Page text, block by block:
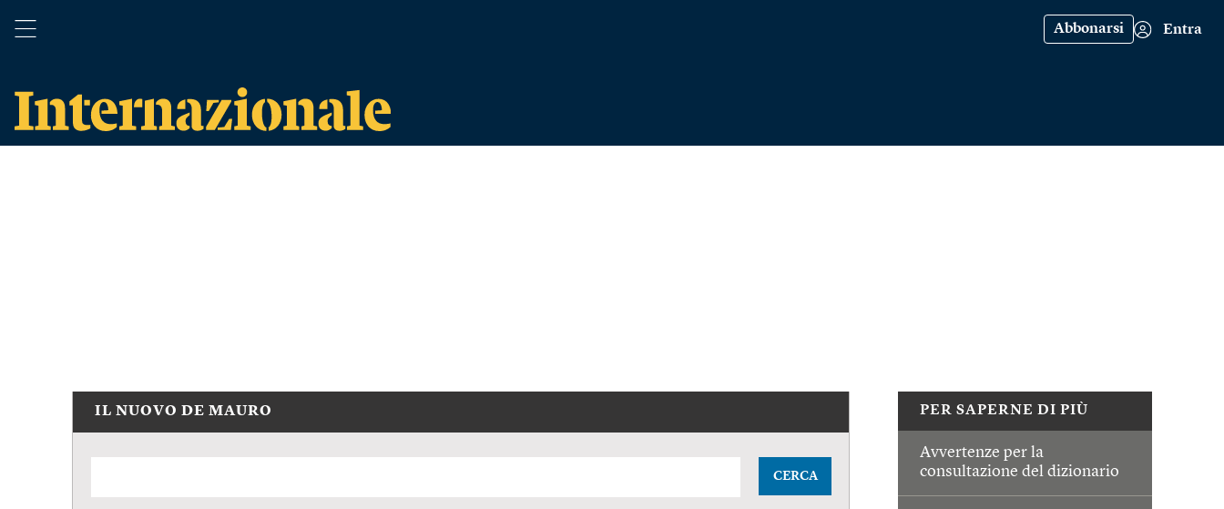
Abbonarsi Entra
PER SAPERNE DI PIÙ
Avvertenze per la
consultazione del dizionario
IL NUOVO DE MAURO
CERCA